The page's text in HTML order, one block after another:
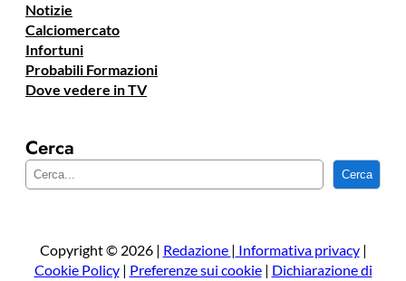
Notizie
Calciomercato
Infortuni
Probabili Formazioni
Dove vedere in TV
Cerca
e
a
Cerca
Copyright © 2026 | Redazione | Informativa privacy|
Cookie Policy| Preferenze sui cookie| Dichiarazione di